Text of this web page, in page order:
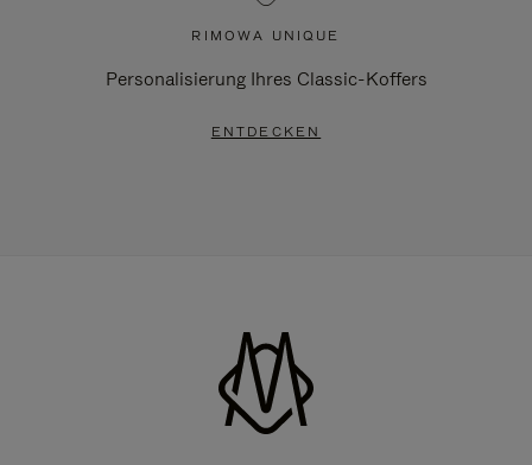
RIMOWA UNIQUE
Personalisierung Ihres Classic-Koffers
ENTDECKEN